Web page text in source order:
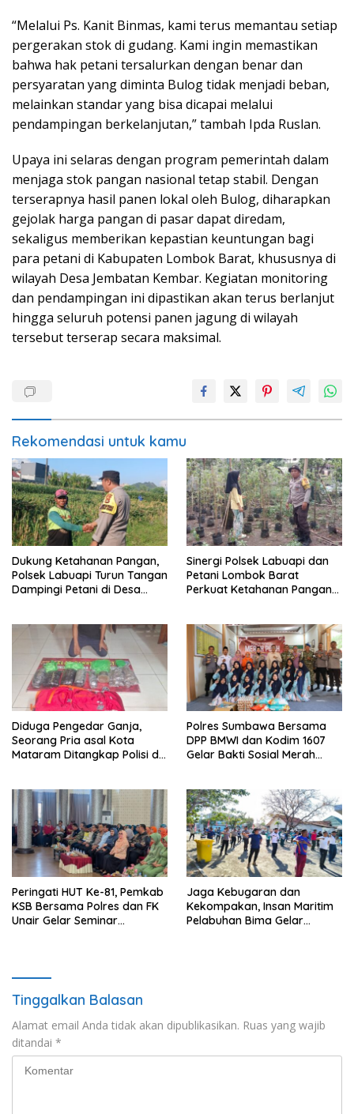
“Melalui Ps. Kanit Binmas, kami terus memantau setiap
pergerakan stok di gudang. Kami ingin memastikan
bahwa hak petani tersalurkan dengan benar dan
persyaratan yang diminta Bulog tidak menjadi beban,
melainkan standar yang bisa dicapai melalui
pendampingan berkelanjutan,” tambah Ipda Ruslan.
Upaya ini selaras dengan program pemerintah dalam
menjaga stok pangan nasional tetap stabil. Dengan
terserapnya hasil panen lokal oleh Bulog, diharapkan
gejolak harga pangan di pasar dapat diredam,
sekaligus memberikan kepastian keuntungan bagi
para petani di Kabupaten Lombok Barat, khususnya di
wilayah Desa Jembatan Kembar. Kegiatan monitoring
dan pendampingan ini dipastikan akan terus berlanjut
hingga seluruh potensi panen jagung di wilayah
tersebut terserap secara maksimal.
Rekomendasi untuk kamu
Dukung Ketahanan Pangan,
Polsek Labuapi Turun Tangan
Dampingi Petani di Desa
Sinergi Polsek Labuapi dan
Petani Lombok Barat
Perkuat Ketahanan Pangan
Diduga Pengedar Ganja,
Seorang Pria asal Kota
Mataram Ditangkap Polisi di
Polres Sumbawa Bersama
DPP BMWI dan Kodim 1607
Gelar Bakti Sosial Merah
Peringati HUT Ke-81, Pemkab
KSB Bersama Polres dan FK
Unair Gelar Seminar
Jaga Kebugaran dan
Kekompakan, Insan Maritim
Pelabuhan Bima Gelar
Tinggalkan Balasan
Alamat email Anda tidak akan dipublikasikan. Ruas yang wajib
ditandai *